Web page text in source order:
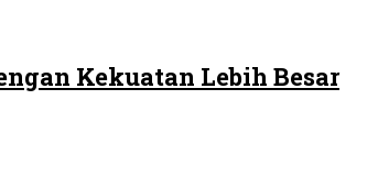
Kekuatan Lebih Besar